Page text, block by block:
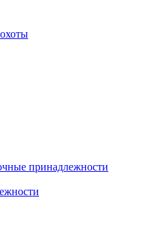
принадлежности